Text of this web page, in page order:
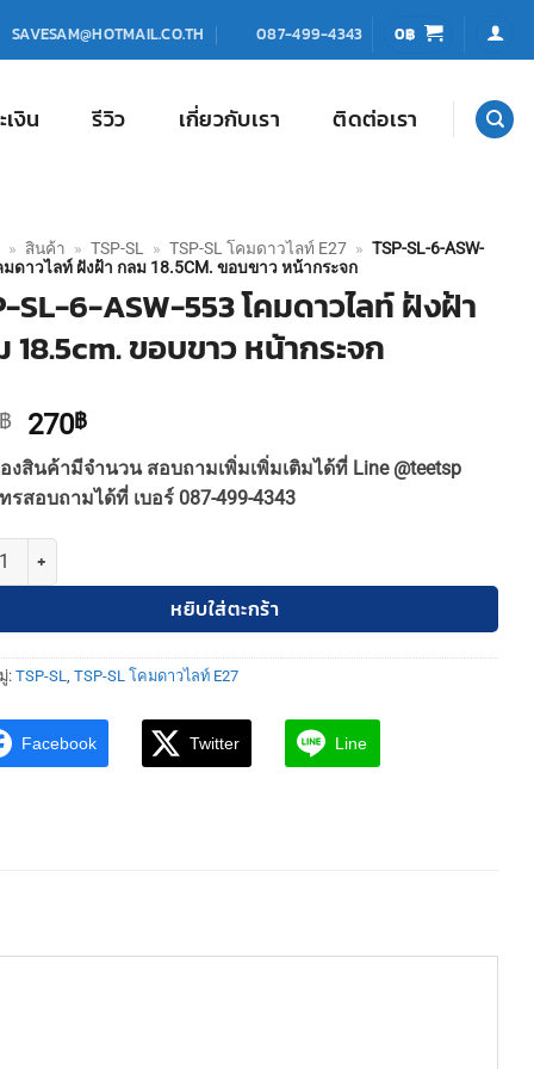
SAVESAM@HOTMAIL.CO.TH 087-499-4343 0฿
งิน รีวิว เกี่ยวกับเรา ติดต่อเรา
» สินค้า » TSP-SL » TSP-SL โคมดาวไลท์ E27 » TSP-SL-6-ASW-
มดาวไลท์ ฝังฝ้า กลม 18.5CM. ขอบขาว หน้ากระจก
SL-6-ASW-553 โคมดาวไลท์ ฝังฝ้า
18.5cm. ขอบขาว หน้ากระจก
Original
price
was:
290฿.
270฿Current
price
is:
270฿.
งสินค้ามีจำนวน สอบถามเพิ่มเพิ่มเติมได้ที่ Line @teetsp
รสอบถามได้ที่ เบอร์ 087-499-4343
TSP-SL-6-ASW-553 โคมดาวไลท์ ฝังฝ้า กลม 18.5cm. ขอบขาว หน้ากระ
หยิบใส่ตะกร้า
:TSP-SL TSP-SL โคมดาวไลท์ E27
Facebook Twitter Line